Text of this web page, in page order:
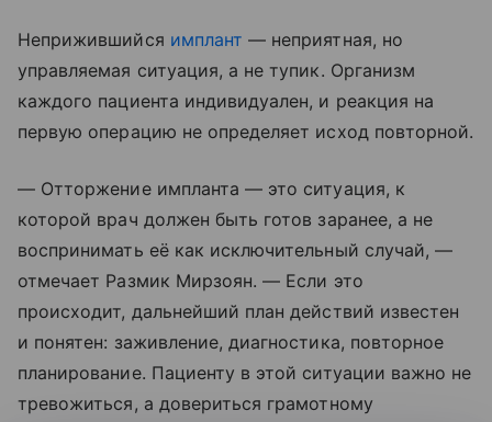
Неприжившийся имплант — неприятная, но
управляемая ситуация, а не тупик. Организм
каждого пациента индивидуален, и реакция на
первую операцию не определяет исход повторной.
— Отторжение импланта — это ситуация, к
которой врач должен быть готов заранее, а не
воспринимать её как исключительный случай, —
отмечает Размик Мирзоян. — Если это
происходит, дальнейший план действий известен
и понятен: заживление, диагностика, повторное
планирование. Пациенту в этой ситуации важно не
тревожиться, а довериться грамотному